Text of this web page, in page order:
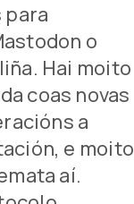
para
o
Hai moito
coas novas
a
e moito
aí.